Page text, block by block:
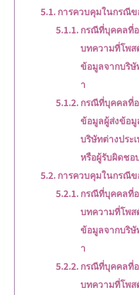
การควบคุมในกรณีข
กรณีที่บุคคลที่
บทความที่โพส
ข้อมูลจากบริษั
า
กรณีที่บุคคลที่อ
ข้อมูลผู้ส่งข้อมู
บริษัทต่างประ
หรือผู้รับผิดชอ
การควบคุมในกรณีข
กรณีที่บุคคลที่
บทความที่โพส
ข้อมูลจากบริษั
า
กรณีที่บุคคลที่
บทความที่โพส